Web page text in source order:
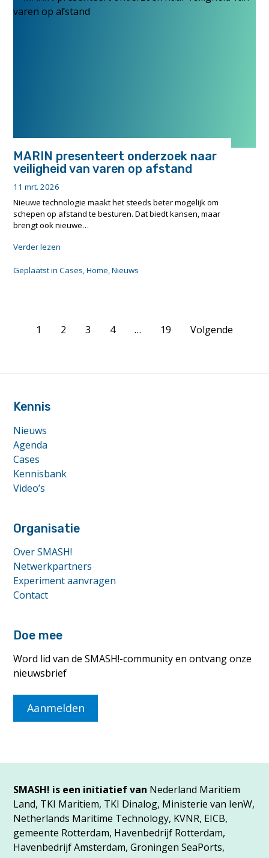
voor
MARIN presenteert onderzoek naar
veiligheid van varen op afstand
11 mrt. 2026
Nieuwe technologie maakt het steeds beter mogelijk om
schepen op afstand te besturen. Dat biedt kansen, maar
brengt ook nieuwe…
Verder lezen
onderzoek
op
afstand"
Geplaatst inCases,Home,Nieuws
Page
1 2 3 4 … 19 Volgende
Kennis
Nieuws
Agenda
Cases
Kennisbank
Video’s
Organisatie
Over SMASH!
Netwerkpartners
Experiment aanvragen
Contact
Doe mee
Word lid van de SMASH!-community en ontvang onze
nieuwsbrief
Aanmelden
SMASH! is een initiatief van Nederland Maritiem
Land, TKI Maritiem, TKI Dinalog, Ministerie van IenW,
Netherlands Maritime Technology, KVNR, EICB,
gemeente Rotterdam, Havenbedrijf Rotterdam,
Havenbedrijf Amsterdam, Groningen SeaPorts,